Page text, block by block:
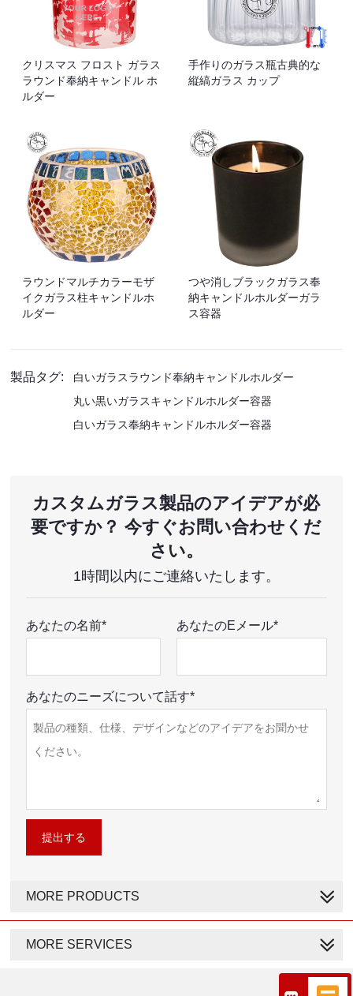
クリスマス フロスト ガラス
ラウンド奉納キャンドル ホ
ルダー
手作りのガラス瓶古典的な
縦縞ガラス カップ
ラウンドマルチカラーモザ
イクガラス柱キャンドルホ
ルダー
つや消しブラックガラス奉
納キャンドルホルダーガラ
ス容器
製品タグ:
白いガラスラウンド奉納キャンドルホルダー
丸い黒いガラスキャンドルホルダー容器
白いガラス奉納キャンドルホルダー容器
カスタムガラス製品のアイデアが必
要ですか？ 今すぐお問い合わせくだ
さい。
1時間以内にご連絡いたします。
あなたの名前* あなたのEメール*
あなたのニーズについて話す*
提出する
MORE PRODUCTS
MORE SERVICES